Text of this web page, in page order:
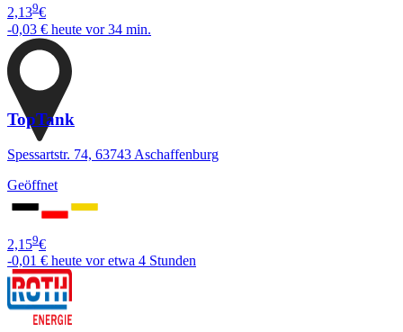
2,139€
-0,03 € heute vor 34 min.
TopTank
Spessartstr. 74, 63743 Aschaffenburg
Geöffnet
2,159€
-0,01 € heute vor etwa 4 Stunden